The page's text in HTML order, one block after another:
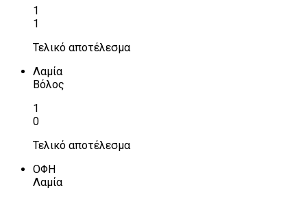
1
1
Τελικό αποτέλεσμα
Λαμία
Βόλος
1
0
Τελικό αποτέλεσμα
ΟΦΗ
Λαμία